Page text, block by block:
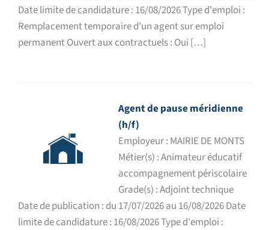
Date limite de candidature : 16/08/2026 Type d'emploi :
Remplacement temporaire d'un agent sur emploi
permanent Ouvert aux contractuels : Oui […]
Agent de pause méridienne
(h/f)
Employeur : MAIRIE DE MONTS
Métier(s) : Animateur éducatif
accompagnement périscolaire
Grade(s) : Adjoint technique
Date de publication : du 17/07/2026 au 16/08/2026 Date
limite de candidature : 16/08/2026 Type d'emploi :